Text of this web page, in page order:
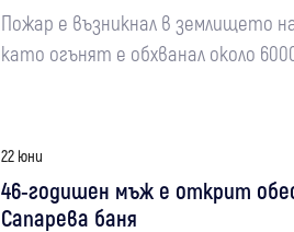
Пожар е възникнал в землището
като огънят е обхванал около
22 юни
46-годишен мъж е открит
Сапарева баня